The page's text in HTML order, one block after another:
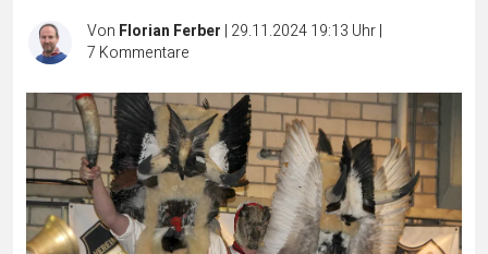
Von Florian Ferber | 29.11.2024 19:13 Uhr|
7 Kommentare